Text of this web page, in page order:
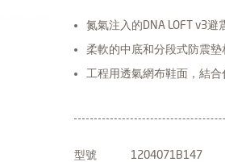
氮氣注入的DNA LOFT v3避
柔軟的中底和分段式防震墊
工程用透氣網布鞋面，結
型號 1204071B147